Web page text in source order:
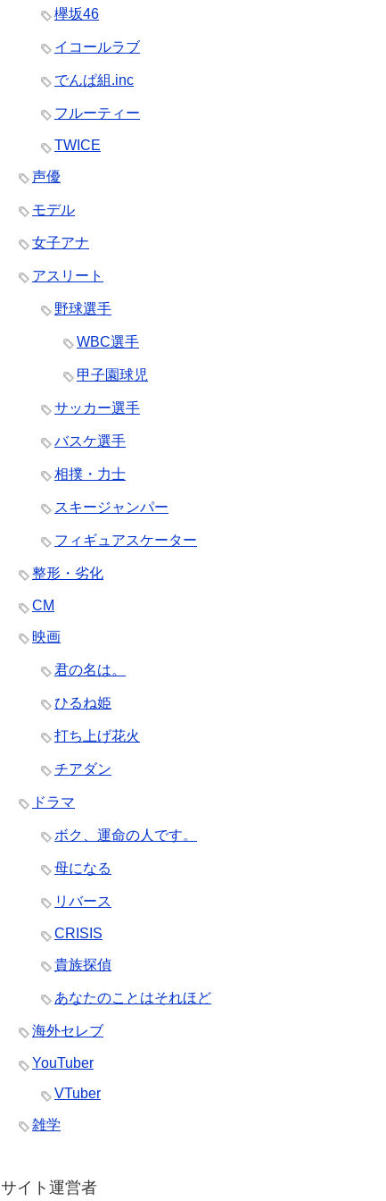
欅坂46
イコールラブ
でんぱ組.inc
フルーティー
TWICE
声優
モデル
女子アナ
アスリート
野球選手
WBC選手
甲子園球児
サッカー選手
バスケ選手
相撲・力士
スキージャンパー
フィギュアスケーター
整形・劣化
CM
映画
君の名は。
ひるね姫
打ち上げ花火
チアダン
ドラマ
ボク、運命の人です。
母になる
リバース
CRISIS
貴族探偵
あなたのことはそれほど
海外セレブ
YouTuber
VTuber
雑学
サイト運営者